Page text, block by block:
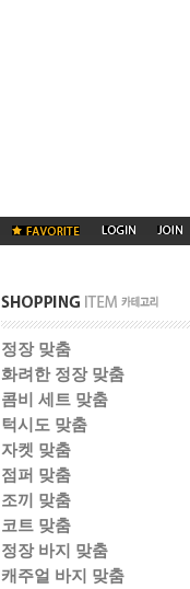
정장 맞춤
화려한 정장 맞춤
콤비 세트 맞춤
턱시도 맞춤
자켓 맞춤
점퍼 맞춤
조끼 맞춤
코트 맞춤
정장 바지 맞춤
캐주얼 바지 맞춤